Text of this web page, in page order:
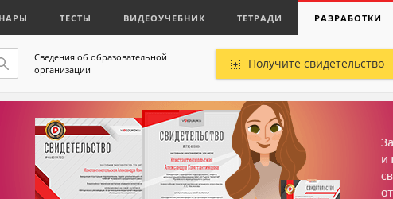
ТЕСТЫ ВИДЕОУЧЕБНИК ТЕТРАДИ РАЗРАБОТКИ
Сведения об образовательной
организации
Получите свидетельство